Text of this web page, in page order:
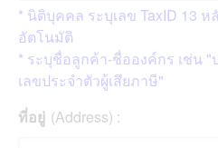
* นิติบุคคล ระบุเลข TaxID 13
อัตโนมัติ
* ระบุชื่อลูกค้า-ชื่อองค์กร เช่น
เลขประจำตัวผู้เสึยภาษี"
ที่อยู่ (Address) :